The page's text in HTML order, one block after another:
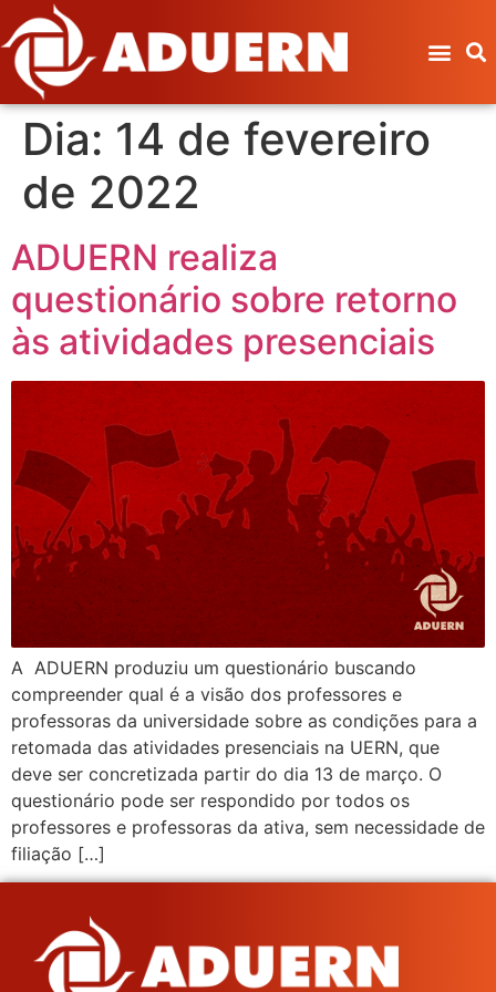
Dia: 14 de fevereiro
de 2022
ADUERN realiza
questionário sobre retorno
às atividades presenciais
A ADUERN produziu um questionário buscando
compreender qual é a visão dos professores e
professoras da universidade sobre as condições para a
retomada das atividades presenciais na UERN, que
deve ser concretizada partir do dia 13 de março. O
questionário pode ser respondido por todos os
professores e professoras da ativa, sem necessidade de
filiação […]